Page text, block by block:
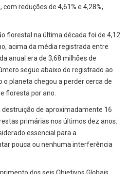
reduções de 4,61% e 4,28%,
florestal na última década foi de 4,12
acima da média registrada entre
anual era de 3,68 milhões de
segue abaixo do registrado ao
o planeta chegou a perder cerca de
floresta por ano.
de aproximadamente 16
primárias nos últimos dez anos.
essencial para a
pouca ou nenhuma interferência